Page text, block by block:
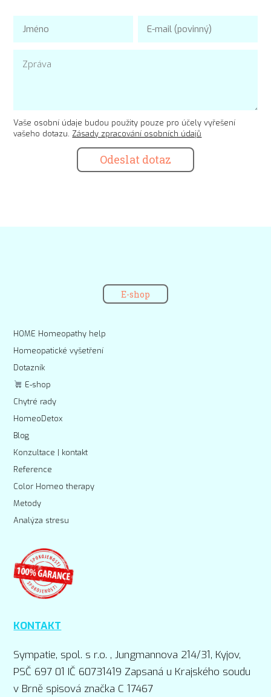
Vaše osobní údaje budou použity pouze pro účely vyřešení
vašeho dotazu. Zásady zpracování osobních údajů
Odeslat dotaz
E-shop
HOME Homeopathy help
Homeopatické vyšetření
Dotazník
E-shop
Chytré rady
HomeoDetox
Blog
Konzultace | kontakt
Reference
Color Homeo therapy
Metody
Analýza stresu
KONTAKT
Sympatie, spol. s r.o. , Jungmannova 214/31, Kyjov,
PSČ 697 01 IČ 60731419 Zapsaná u Krajského soudu
v Brně spisová značka C 17467